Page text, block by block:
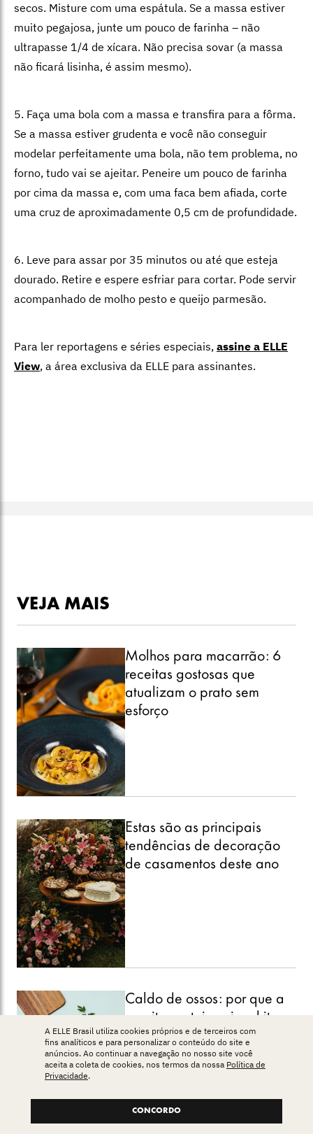
secos. Misture com uma espátula. Se a massa estiver
muito pegajosa, junte um pouco de farinha – não
ultrapasse 1/4 de xícara. Não precisa sovar (a massa
não ficará lisinha, é assim mesmo).
5. Faça uma bola com a massa e transfira para a fôrma.
Se a massa estiver grudenta e você não conseguir
modelar perfeitamente uma bola, não tem problema, no
forno, tudo vai se ajeitar. Peneire um pouco de farinha
por cima da massa e, com uma faca bem afiada, corte
uma cruz de aproximadamente 0,5 cm de profundidade.
6. Leve para assar por 35 minutos ou até que esteja
dourado. Retire e espere esfriar para cortar. Pode servir
acompanhado de molho pesto e queijo parmesão.
Para ler reportagens e séries especiais, assine a ELLE
View, a área exclusiva da ELLE para assinantes.
VEJA MAIS
Molhos para macarrão: 6
receitas gostosas que
atualizam o prato sem
esforço
Estas são as principais
tendências de decoração
de casamentos deste ano
Caldo de ossos: por que a
receita proteica virou hit na
internet e como reproduzir
em casa
A ELLE Brasil utiliza cookies próprios e de terceiros com
fins analíticos e para personalizar o conteúdo do site e
anúncios. Ao continuar a navegação no nosso site você
aceita a coleta de cookies, nos termos da nossa Política de
Privacidade.
CONCORDO